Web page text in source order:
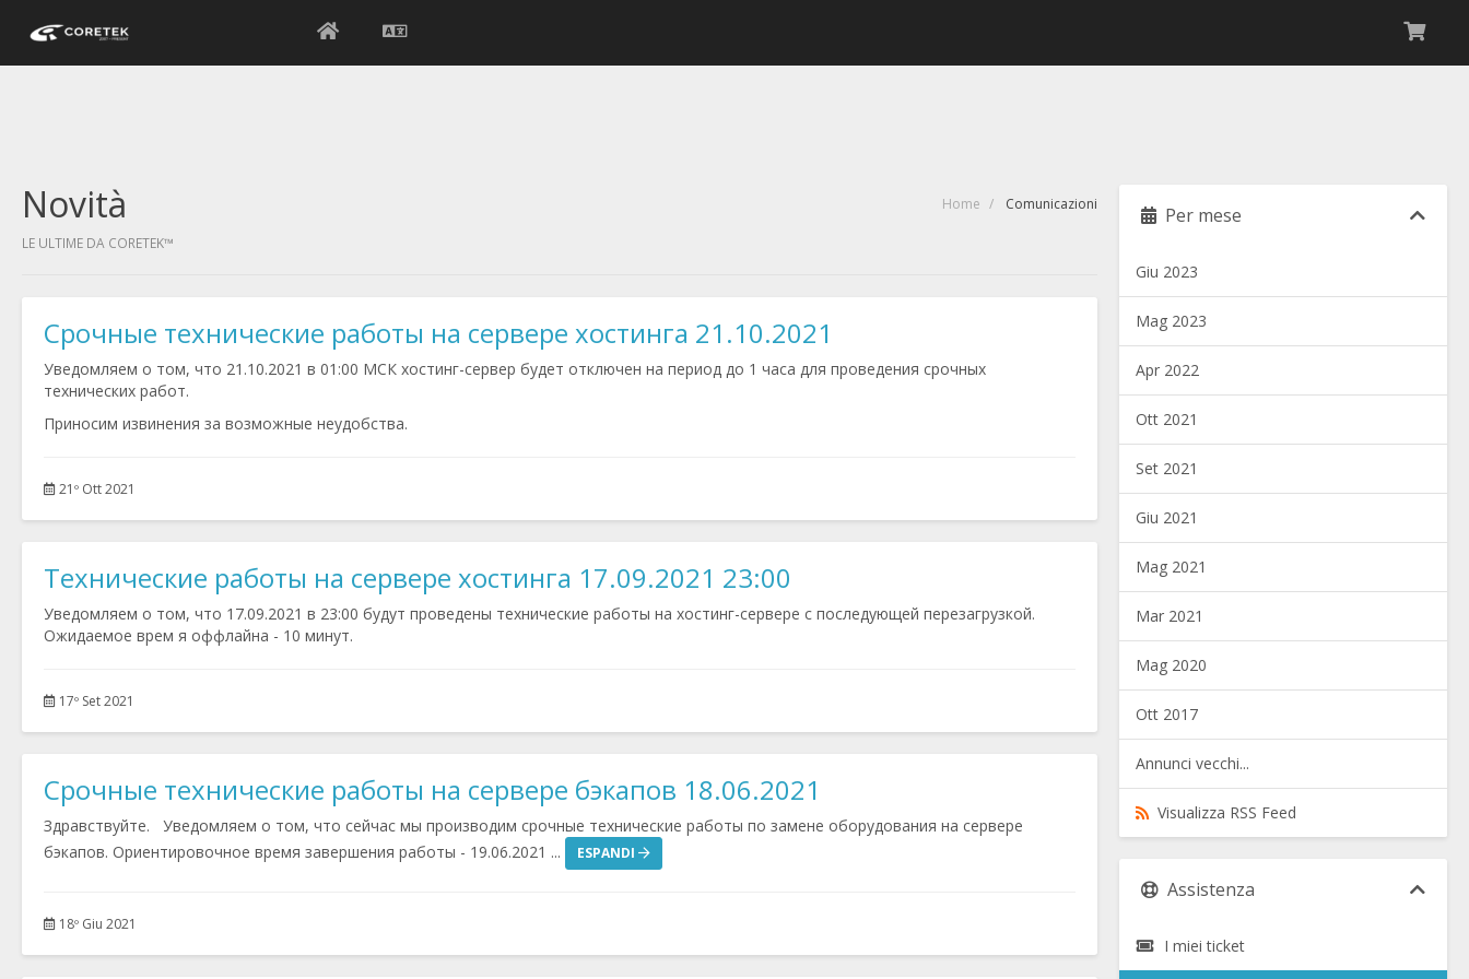
Novità Home Comunicazioni
LE ULTIME DA CORETEK™
Срочные технические работы на сервере хостинга 21.10.2021
Уведомляем о том, что 21.10.2021 в 01:00 МСК хостинг-сервер будет отключен на период до 1 часа для проведения срочных
технических работ.
Приносим извинения за возможные неудобства.
21º Ott 2021
Технические работы на сервере хостинга 17.09.2021 23:00
Уведомляем о том, что 17.09.2021 в 23:00 будут проведены технические работы на хостинг-сервере с последующей перезагрузкой.
Ожидаемое врем я оффлайна - 10 минут.
17º Set 2021
Срочные технические работы на сервере бэкапов 18.06.2021
Здравствуйте. Уведомляем о том, что сейчас мы производим срочные технические работы по замене оборудования на сервере
бэкапов. Ориентировочное время завершения работы - 19.06.2021 ...
ESPANDI
18º Giu 2021
Per mese
Giu 2023
Mag 2023
Apr 2022
Ott 2021
Set 2021
Giu 2021
Mag 2021
Mar 2021
Mag 2020
Ott 2017
Annunci vecchi...
Visualizza RSS Feed
Assistenza
I miei ticket